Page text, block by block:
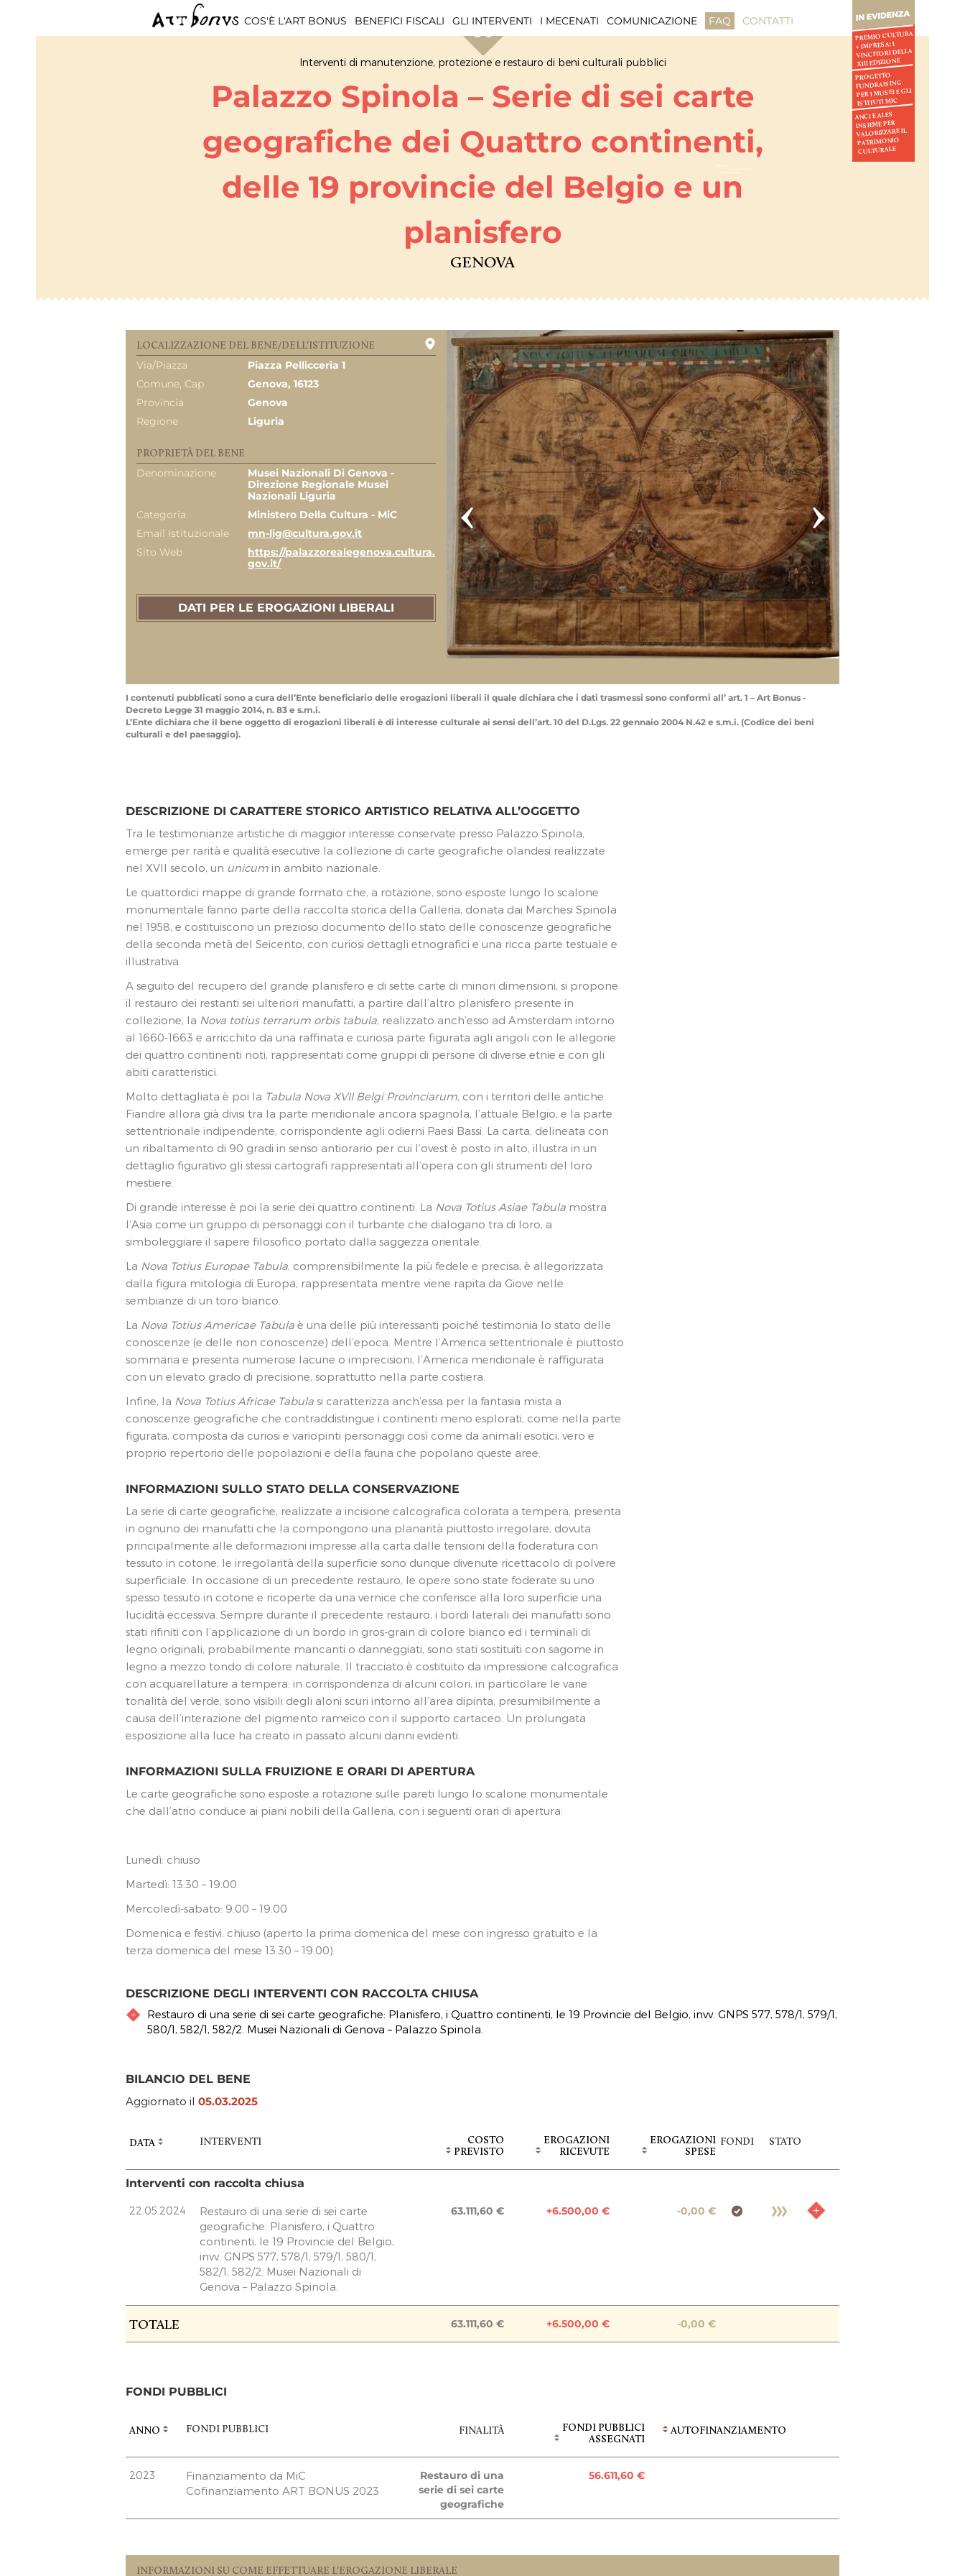
PREMIO CULTURA
+ IMPRESA: I
VINCITORI DELLA
XIII EDIZIONE
PROGETTO
FUNDRAISING
PER I MUSEI E GLI
ISTITUTI MIC
ANCI E ALES
INSIEME PER
VALORIZZARE IL
PATRIMONIO
CULTURALE
COS'È L'ART BONUS BENEFICI FISCALI GLI INTERVENTI I MECENATI COMUNICAZIONE FAQ CONTATTI
Interventi di manutenzione, protezione e restauro di beni culturali pubblici
Palazzo Spinola – Serie di sei carte
geografiche dei Quattro continenti,
delle 19 provincie del Belgio e un
planisfero
GENOVA
LOCALIZZAZIONE DEL BENE/DELL'ISTITUZIONE
Via/Piazza
Piazza Pellicceria 1
Comune, Cap
Genova, 16123
Provincia
Genova
Regione
Liguria
PROPRIETÀ DEL BENE
Denominazione
Musei Nazionali Di Genova -
Direzione Regionale Musei
Nazionali Liguria
Categoria
Ministero Della Cultura - MiC
Email Istituzionale
mn-lig@cultura.gov.it
Sito Web
https://palazzorealegenova.cultura.
gov.it/
DATI PER LE EROGAZIONI LIBERALI
I contenuti pubblicati sono a cura dell’Ente beneficiario delle erogazioni liberali il quale dichiara che i dati trasmessi sono conformi all’ art. 1 – Art Bonus -
Decreto Legge 31 maggio 2014, n. 83 e s.m.i.
L’Ente dichiara che il bene oggetto di erogazioni liberali è di interesse culturale ai sensi dell’art. 10 del D.Lgs. 22 gennaio 2004 N.42 e s.m.i. (Codice dei beni
culturali e del paesaggio).
DESCRIZIONE DI CARATTERE STORICO ARTISTICO RELATIVA ALL’OGGETTO
Tra le testimonianze artistiche di maggior interesse conservate presso Palazzo Spinola,
emerge per rarità e qualità esecutive la collezione di carte geografiche olandesi realizzate
nel XVII secolo, un unicum in ambito nazionale.
Le quattordici mappe di grande formato che, a rotazione, sono esposte lungo lo scalone
monumentale fanno parte della raccolta storica della Galleria, donata dai Marchesi Spinola
nel 1958, e costituiscono un prezioso documento dello stato delle conoscenze geografiche
della seconda metà del Seicento, con curiosi dettagli etnografici e una ricca parte testuale e
illustrativa.
A seguito del recupero del grande planisfero e di sette carte di minori dimensioni, si propone
il restauro dei restanti sei ulteriori manufatti, a partire dall’altro planisfero presente in
collezione, la Nova totius terrarum orbis tabula, realizzato anch’esso ad Amsterdam intorno
al 1660-1663 e arricchito da una raffinata e curiosa parte figurata agli angoli con le allegorie
dei quattro continenti noti, rappresentati come gruppi di persone di diverse etnie e con gli
abiti caratteristici.
Molto dettagliata è poi la Tabula Nova XVII Belgi Provinciarum, con i territori delle antiche
Fiandre allora già divisi tra la parte meridionale ancora spagnola, l’attuale Belgio, e la parte
settentrionale indipendente, corrispondente agli odierni Paesi Bassi. La carta, delineata con
un ribaltamento di 90 gradi in senso antiorario per cui l’ovest è posto in alto, illustra in un
dettaglio figurativo gli stessi cartografi rappresentati all’opera con gli strumenti del loro
mestiere.
Di grande interesse è poi la serie dei quattro continenti. La Nova Totius Asiae Tabula mostra
l’Asia come un gruppo di personaggi con il turbante che dialogano tra di loro, a
simboleggiare il sapere filosofico portato dalla saggezza orientale.
La Nova Totius Europae Tabula, comprensibilmente la più fedele e precisa, è allegorizzata
dalla figura mitologia di Europa, rappresentata mentre viene rapita da Giove nelle
sembianze di un toro bianco.
La Nova Totius Americae Tabula è una delle più interessanti poiché testimonia lo stato delle
conoscenze (e delle non conoscenze) dell’epoca. Mentre l’America settentrionale è piuttosto
sommaria e presenta numerose lacune o imprecisioni, l’America meridionale è raffigurata
con un elevato grado di precisione, soprattutto nella parte costiera.
Infine, la Nova Totius Africae Tabula si caratterizza anch’essa per la fantasia mista a
conoscenze geografiche che contraddistingue i continenti meno esplorati, come nella parte
figurata, composta da curiosi e variopinti personaggi così come da animali esotici, vero e
proprio repertorio delle popolazioni e della fauna che popolano queste aree.
INFORMAZIONI SULLO STATO DELLA CONSERVAZIONE
La serie di carte geografiche, realizzate a incisione calcografica colorata a tempera, presenta
in ognuno dei manufatti che la compongono una planarità piuttosto irregolare, dovuta
principalmente alle deformazioni impresse alla carta dalle tensioni della foderatura con
tessuto in cotone; le irregolarità della superficie sono dunque divenute ricettacolo di polvere
superficiale. In occasione di un precedente restauro, le opere sono state foderate su uno
spesso tessuto in cotone e ricoperte da una vernice che conferisce alla loro superficie una
lucidità eccessiva. Sempre durante il precedente restauro, i bordi laterali dei manufatti sono
stati rifiniti con l’applicazione di un bordo in gros-grain di colore bianco ed i terminali di
legno originali, probabilmente mancanti o danneggiati, sono stati sostituiti con sagome in
legno a mezzo tondo di colore naturale. Il tracciato è costituito da impressione calcografica
con acquarellature a tempera: in corrispondenza di alcuni colori, in particolare le varie
tonalità del verde, sono visibili degli aloni scuri intorno all’area dipinta, presumibilmente a
causa dell’interazione del pigmento rameico con il supporto cartaceo. Un prolungata
esposizione alla luce ha creato in passato alcuni danni evidenti.
INFORMAZIONI SULLA FRUIZIONE E ORARI DI APERTURA
Le carte geografiche sono esposte a rotazione sulle pareti lungo lo scalone monumentale
che dall’atrio conduce ai piani nobili della Galleria, con i seguenti orari di apertura:
Lunedì: chiuso
Martedì: 13.30 – 19.00
Mercoledì-sabato: 9.00 – 19.00
Domenica e festivi: chiuso (aperto la prima domenica del mese con ingresso gratuito e la
terza domenica del mese 13.30 – 19.00)
DESCRIZIONE DEGLI INTERVENTI CON RACCOLTA CHIUSA
Restauro di una serie di sei carte geografiche: Planisfero, i Quattro continenti, le 19 Provincie del Belgio, invv. GNPS 577, 578/1, 579/1,
580/1, 582/1, 582/2. Musei Nazionali di Genova – Palazzo Spinola.
BILANCIO DEL BENE
Aggiornato il 05.03.2025
DATA INTERVENTI
COSTO
PREVISTO
EROGAZIONI
RICEVUTE
EROGAZIONI
SPESE
FONDI STATO
Interventi con raccolta chiusa
22.05.2024
Restauro di una serie di sei carte
geografiche: Planisfero, i Quattro
continenti, le 19 Provincie del Belgio,
invv. GNPS 577, 578/1, 579/1, 580/1,
582/1, 582/2. Musei Nazionali di
Genova – Palazzo Spinola.
63.111,60 € +6.500,00 € -0,00 €
FASE ATTUATIVA Lavori in corso
DELL’INTERVENTO
6.500,00 €
REPORT UTILIZZO MENSILE DELLE
EROGAZIONI
TOTALE 63.111,60 € +6.500,00 € -0,00 €
FONDI PUBBLICI
ANNO FONDI PUBBLICI FINALITÀ
FONDI PUBBLICI
ASSEGNATI
AUTOFINANZIAMENTO
2023
Finanziamento da MiC
Cofinanziamento ART BONUS 2023
Restauro di una
serie di sei carte
geografiche
56.611,60 €
INFORMAZIONI SU COME EFFETTUARE L'EROGAZIONE LIBERALE